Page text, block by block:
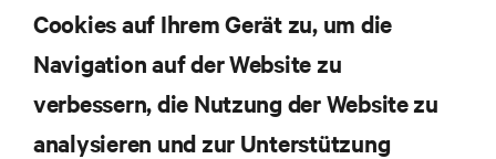
RESSOURCEN
SUPPORT
Cookies auf Ihrem Gerät zu, um die
Navigation auf der Website zu
verbessern, die Nutzung der Website zu
analysieren und zur Unterstützung